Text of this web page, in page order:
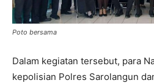
Poto bersama
Dalam kegiatan tersebut, para
kepolisian Polres Sarolangun